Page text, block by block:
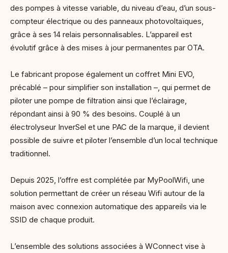
des pompes à vitesse variable, du niveau d’eau, d’un sous-
compteur électrique ou des panneaux photovoltaïques,
grâce à ses 14 relais personnalisables. L’appareil est
évolutif grâce à des mises à jour permanentes par OTA.
Le fabricant propose également un coffret Mini EVO,
précablé – pour simplifier son installation –, qui permet de
piloter une pompe de filtration ainsi que l’éclairage,
répondant ainsi à 90 % des besoins. Couplé à un
électrolyseur InverSel et une PAC de la marque, il devient
possible de suivre et piloter l’ensemble d’un local technique
traditionnel.
Depuis 2025, l’offre est complétée par MyPoolWifi, une
solution permettant de créer un réseau Wifi autour de la
maison avec connexion automatique des appareils via le
SSID de chaque produit.
L’ensemble des solutions associées à WConnect vise à